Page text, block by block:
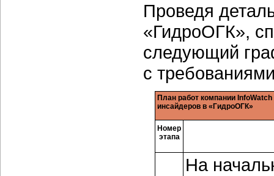
Проведя
«ГидроОГК»,
следующий
с
План работ компании
инсайдеров в «ГидроОГК»
Номер
этапа
На